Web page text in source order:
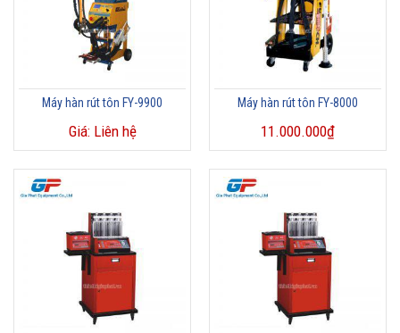
Máy hàn rút tôn FY-9900
Giá: Liên hệ
Máy hàn rút tôn FY-8000
11.000.000₫